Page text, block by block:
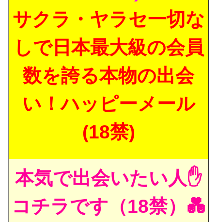
サクラ・ヤラセ一切な
しで日本最大級の会員
数を誇る本物の出会
い！ハッピーメール
(18禁)
本気で出会いたい人✋
コチラです（18禁）💑